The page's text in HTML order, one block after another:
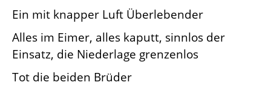
Ein mit knapper Luft Überlebender
Alles im Eimer, alles kaputt, sinnlos der
Einsatz, die Niederlage grenzenlos
Tot die beiden Brüder